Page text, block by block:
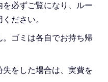
必ずご覧になり、ルー
ださい。
ゴミは各自でお持ち帰
をした場合は、実費を